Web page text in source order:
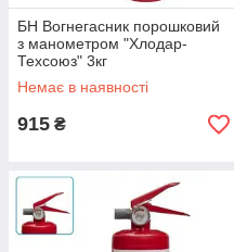
БН Вогнегасник порошковий
з манометром "Хлодар-
Техсоюз" 3кг
Немає в наявності
915 ₴